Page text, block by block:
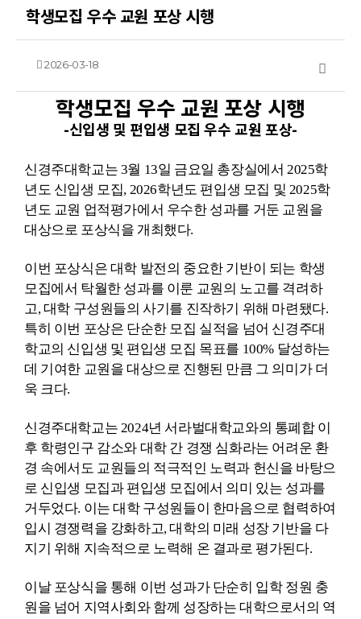
학생모집 우수 교원 포상 시행
2026-03-18
학생모집 우수 교원 포상 시행
-신입생 및 편입생 모집 우수 교원 포상-
신경주대학교는 3월 13일 금요일 총장실에서2025학
년도 신입생 모집, 2026학년도 편입생 모집 및 2025학
년도 교원 업적평가에서 우수한 성과를 거둔 교원을
대상으로 포상식을 개최했다.
이번 포상식은 대학 발전의 중요한 기반이 되는 학생
모집에서 탁월한 성과를 이룬 교원의 노고를 격려하
고,대학 구성원들의 사기를 진작하기 위해 마련됐다.
특히 이번 포상은 단순한 모집 실적을 넘어 신경주대
학교의 신입생 및 편입생 모집 목표를 100% 달성하는
데 기여한 교원을 대상으로 진행된 만큼 그 의미가 더
욱 크다.
신경주대학교는 2024년 서라벌대학교와의 통폐합 이
후 학령인구 감소와 대학 간 경쟁 심화라는 어려운 환
경 속에서도 교원들의 적극적인 노력과 헌신을 바탕으
로 신입생 모집과 편입생 모집에서 의미 있는 성과를
거두었다. 이는 대학 구성원들이 한마음으로 협력하여
입시 경쟁력을 강화하고,대학의 미래 성장 기반을 다
지기 위해 지속적으로 노력해 온 결과로 평가된다.
이날 포상식을 통해 이번 성과가 단순히 입학 정원 충
원을 넘어 지역사회와 함께 성장하는 대학으로서의 역